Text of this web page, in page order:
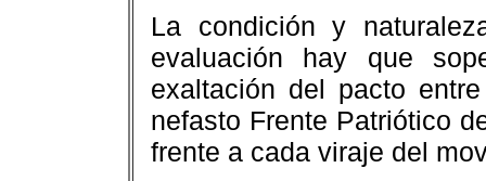
La condición y
evaluación hay que
exaltación del pacto
nefasto Frente Patriótico
frente a cada viraje del